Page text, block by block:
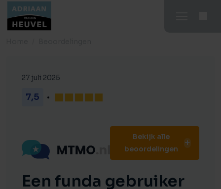
27 juli 2025
7,5
Bekijk alle
beoordelingen
Een funda gebruiker